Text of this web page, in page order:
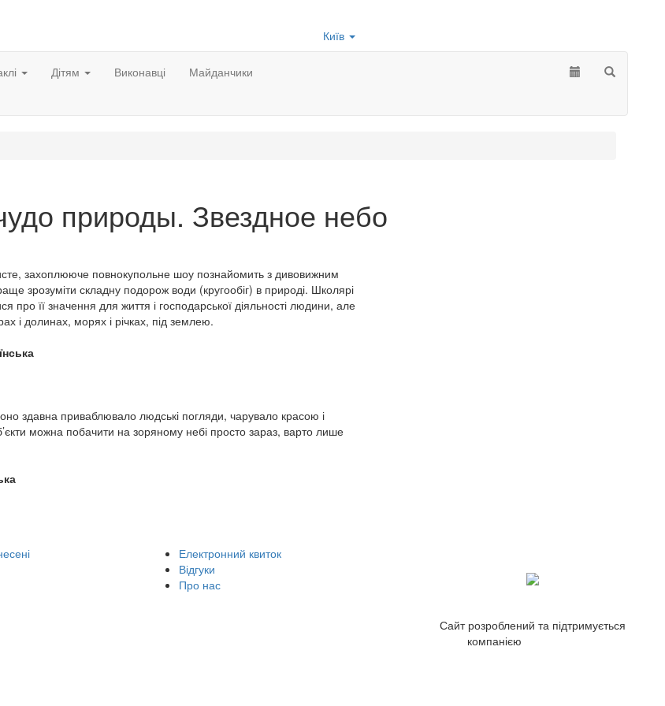
Київ
Дітям Виконавці Майданчики
природы. Звездное небо
захоплююче повнокупольне шоу познайомить з дивовижним
зрозуміти складну подорож води (кругообіг) в природі. Школярі
про її значення для життя і господарської діяльності людини, але
і долинах, морях і річках, під землею.
здавна приваблювало людські погляди, чарувало красою і
можна побачити на зоряному небі просто зараз, варто лише
Електронний квиток
Відгуки
Про нас
Сайт розроблений та підтримується
компанією